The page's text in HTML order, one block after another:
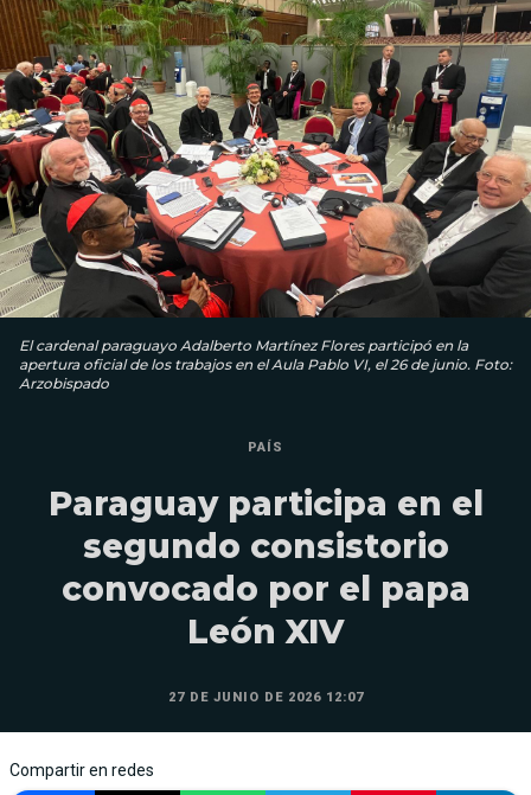
El cardenal paraguayo Adalberto Martínez Flores participó en la
apertura oficial de los trabajos en el Aula Pablo VI, el 26 de junio. Foto:
Arzobispado
PAÍS
Paraguay participa en el
segundo consistorio
convocado por el papa
León XIV
27 DE JUNIO DE 2026 12:07
Compartir en redes